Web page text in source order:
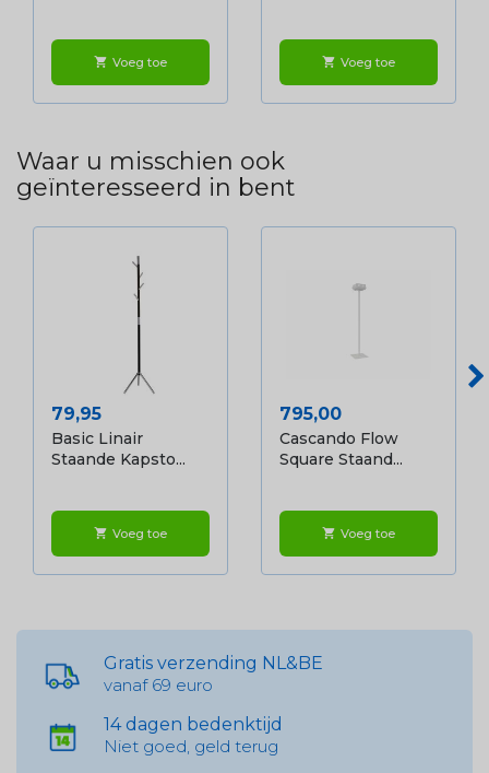
shopping_cart Voeg toe shopping_cart Voeg toe
Waar u misschien ook
geïnteresseerd in bent
Prijs
79,95
Basic Linair
Staande Kapsto...
shopping_cart Voeg toe
Prijs
795,00
Cascando Flow
Square Staand...
shopping_cart Voeg toe
Gratis verzending NL&BE
vanaf 69 euro
14 dagen bedenktijd
Niet goed, geld terug